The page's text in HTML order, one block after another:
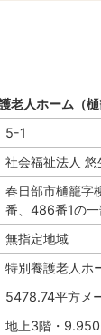
老人ホーム（樋
5-1
社会福祉法人 悠
春日部市樋籠
番、486番1の一
無指定地域
特別養護老人ホ
5478.74平方メ
地上3階・